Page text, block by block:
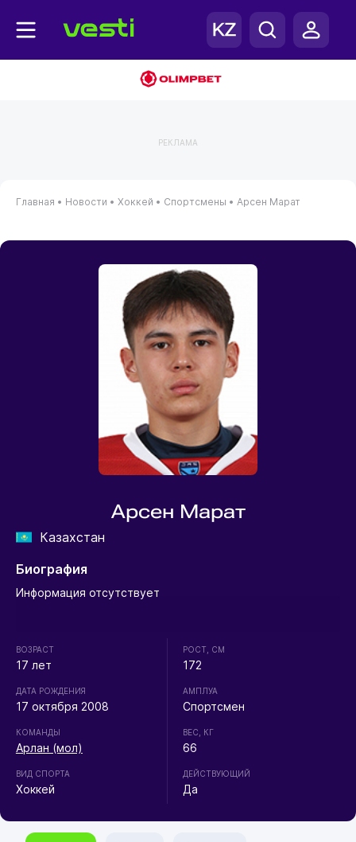
РЕКЛАМА
Главная • Новости • Хоккей • Спортсмены • Арсен Марат
Арсен Марат
Казахстан
Биография
Информация отсутствует
ВОЗРАСТ
17 лет
ДАТА РОЖДЕНИЯ
17 октября 2008
КОМАНДЫ
Арлан (мол)
ВИД СПОРТА
Хоккей
РОСТ, СМ
172
АМПЛУА
Спортсмен
ВЕС, КГ
66
ДЕЙСТВУЮЩИЙ
Да